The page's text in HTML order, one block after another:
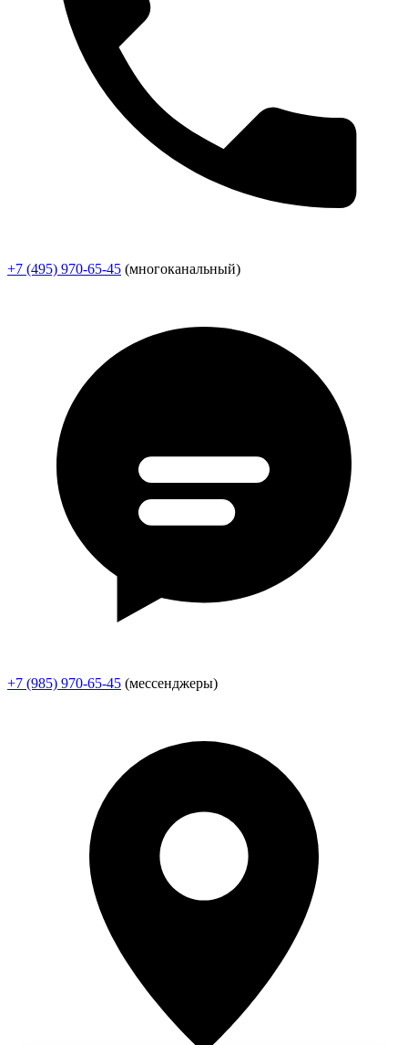
+7 (495) 970-65-45 (многоканальный)
+7 (985) 970-65-45 (мессенджеры)